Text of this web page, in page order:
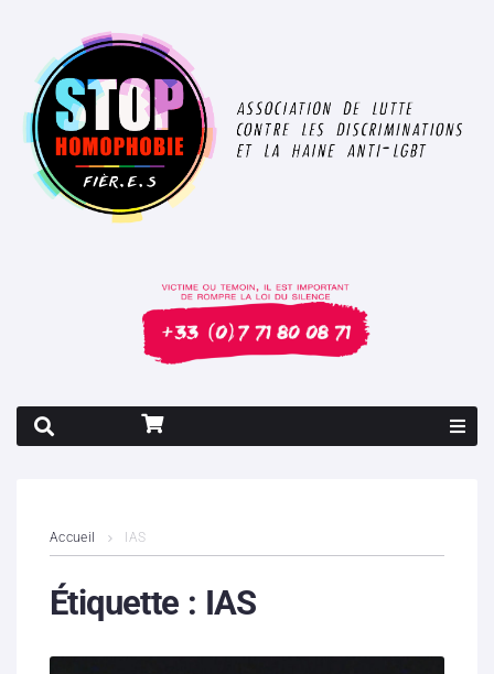
Contenus litigieux
Accueil IAS
Étiquette : IAS